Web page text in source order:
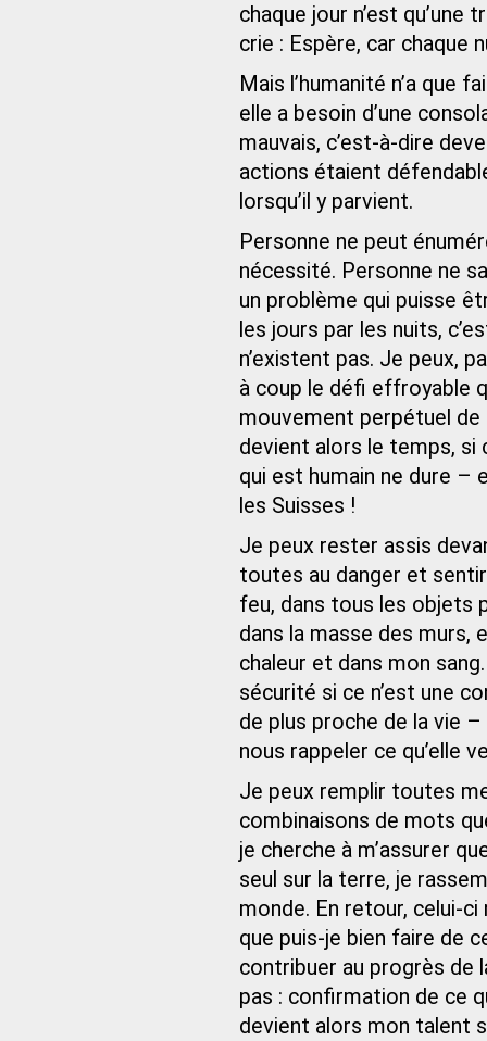
chaque jour n’est
crie : Espère, car chaque
Mais l’humanité n’a que
elle a besoin d’une
mauvais, c’est-à-dire
actions étaient
lorsqu’il y parvient.
Personne ne peut
nécessité. Personne ne
un problème qui puisse
les jours par les nuits,
n’existent pas. Je peux,
à coup le défi effroyable
mouvement perpétuel de
devient alors le temps, si
qui est humain ne dure –
les Suisses !
Je peux rester assis
toutes au danger et
feu, dans tous les objets
dans la masse des murs,
chaleur et dans mon
sécurité si ce n’est une
de plus proche de la vie
nous rappeler ce qu’elle
Je peux remplir toutes
combinaisons de mots
je cherche à m’assurer
seul sur la terre, je
monde. En retour, celui-
que puis-je bien faire de
contribuer au progrès de
pas : confirmation de ce
devient alors mon talent